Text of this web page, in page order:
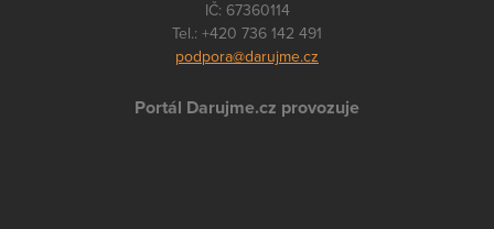
IČ: 67360114
Tel.: +420 736 142 491
podpora@darujme.cz
Portál Darujme.cz provozuje